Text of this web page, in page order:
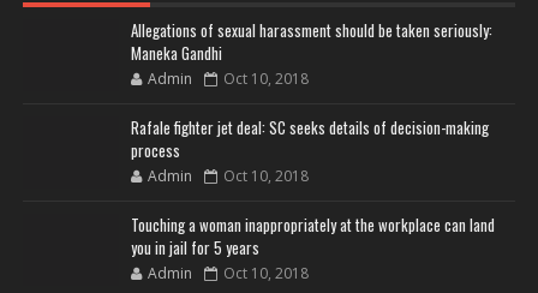
Allegations of sexual harassment should be taken seriously:
Maneka Gandhi
Admin Oct 10, 2018
Rafale fighter jet deal: SC seeks details of decision-making
process
Admin Oct 10, 2018
Touching a woman inappropriately at the workplace can land
you in jail for 5 years
Admin Oct 10, 2018